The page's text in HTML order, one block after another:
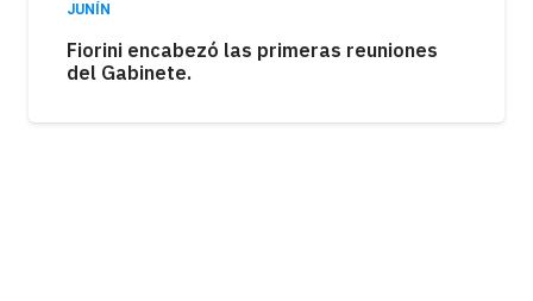
JUNÍN
Fiorini encabezó las primeras reuniones
del Gabinete.